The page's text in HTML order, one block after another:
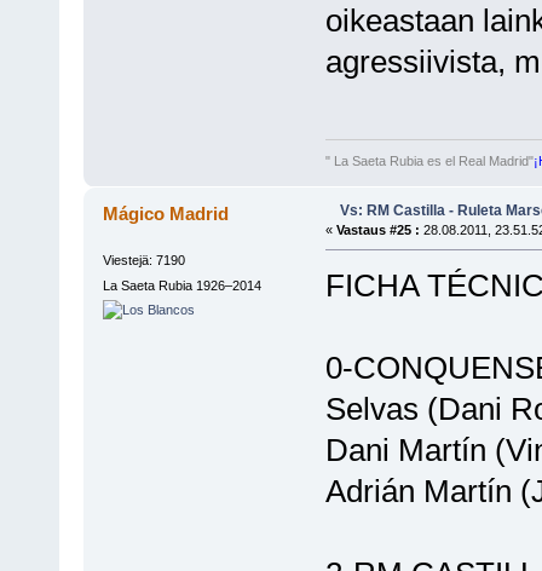
oikeastaan
agressiivista,
" La Saeta Rubia es el Real Madrid"
Mágico Madrid
Viestejä: 7190
La Saeta Rubia 1926–2014
Vs: RM Castilla - Ruleta
« Vastaus #25 : 28.08.2011,
FICHA
0-
Selvas (Dani
Dani Martín
Adrián Martín